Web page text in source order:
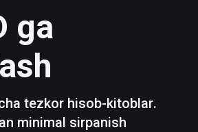
ga
tezkor hisob-kitoblar.
minimal sirpanish